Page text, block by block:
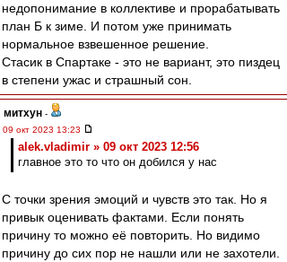
недопонимание в коллективе и прорабатывать
план Б к зиме. И потом уже принимать
нормальное взвешенное решение.
Стасик в Спартаке - это не вариант, это пиздец
в степени ужас и страшный сон.
митхун -
09 окт 2023 13:23
alek.vladimir » 09 окт 2023 12:56
главное это то что он добился у нас
С точки зрения эмоций и чувств это так. Но я
привык оценивать фактами. Если понять
причину то можно её повторить. Но видимо
причину до сих пор не нашли или не захотели.